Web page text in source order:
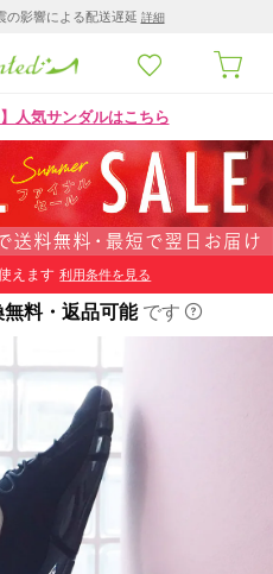
の影響による配送遅延 詳細
人気サンダルはこちら
えます 利用条件を見る
無料・返品可能 です